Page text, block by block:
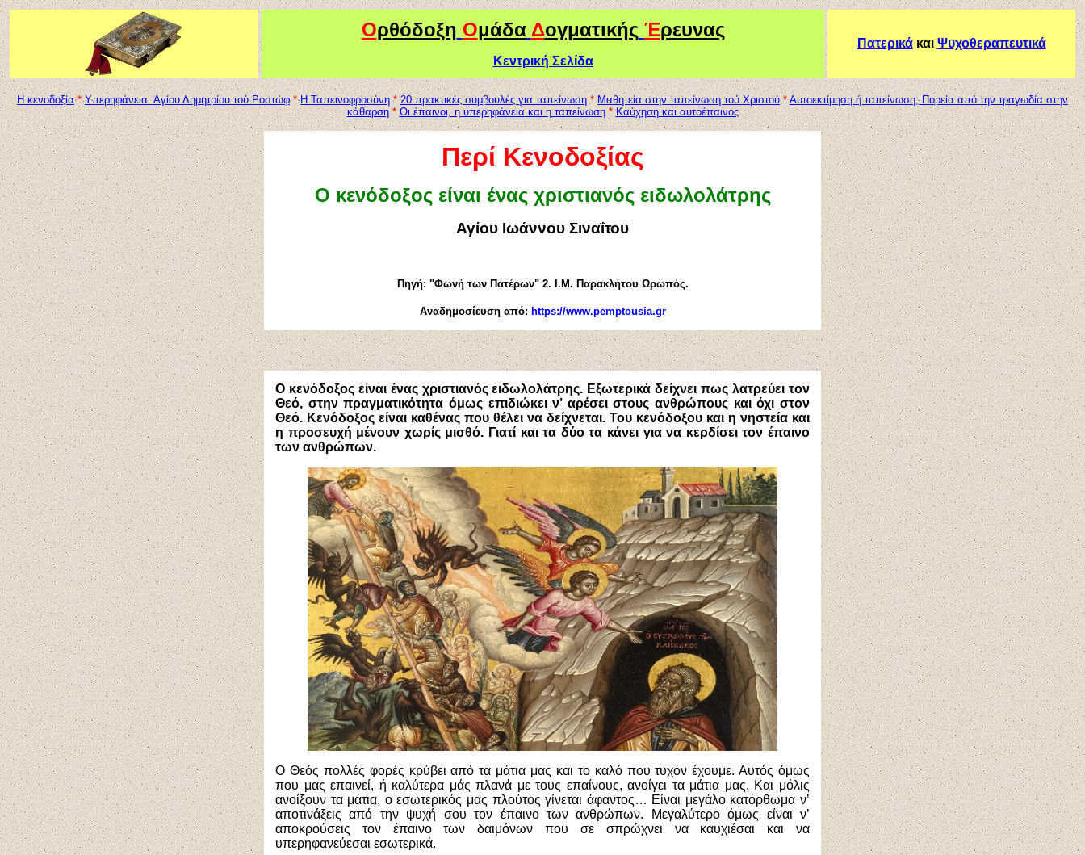
Ορθόδοξη Ομάδα Δογματικής Έρευνας
Κεντρική Σελίδα
Πατερικά και Ψυχοθεραπευτικά
Η κενοδοξία * Υπερηφάνεια. Αγίου Δημητρίου τού Ροστώφ * Η Ταπεινοφροσύνη * 20 πρακτικές συμβουλές για ταπείνωση * Μαθητεία στην ταπείνωση τού Χριστού * Αυτοεκτίμηση ή ταπείνωση; Πορεία από την τραγωδία στην
κάθαρση * Οι έπαινοι, η υπερηφάνεια και η ταπείνωση * Καύχηση και αυτοέπαινος
Περί Κενοδοξίας
Ο κενόδοξος είναι ένας χριστιανός ειδωλολάτρης
Αγίου Ιωάννου Σιναΐτου
Πηγή: "Φωνή των Πατέρων" 2. Ι.Μ. Παρακλήτου Ωρωπός.
Αναδημοσίευση από: https://www.pemptousia.gr
Ο κενόδοξος είναι ένας χριστιανός ειδωλολάτρης. Εξωτερικά δείχνει πως λατρεύει τον
Θεό, στην πραγματικότητα όμως επιδιώκει ν’ αρέσει στους ανθρώπους και όχι στον
Θεό. Κενόδοξος είναι καθένας που θέλει να δείχνεται. Του κενόδοξου και η νηστεία και
η προσευχή μένουν χωρίς μισθό. Γιατί και τα δύο τα κάνει για να κερδίσει τον έπαινο
των ανθρώπων.
Ο Θεός πολλές φορές κρύβει από τα μάτια μας και το καλό που τυχόν έχουμε. Αυτός όμως
που μας επαινεί, ή καλύτερα μάς πλανά με τους επαίνους, ανοίγει τα μάτια μας. Και μόλις
ανοίξουν τα μάτια, ο εσωτερικός μας πλούτος γίνεται άφαντος… Είναι μεγάλο κατόρθωμα ν’
αποτινάξεις από την ψυχή σου τον έπαινο των ανθρώπων. Μεγαλύτερο όμως είναι ν’
αποκρούσεις τον έπαινο των δαιμόνων που σε σπρώχνει να καυχιέσαι και να
υπερηφανεύεσαι εσωτερικά.